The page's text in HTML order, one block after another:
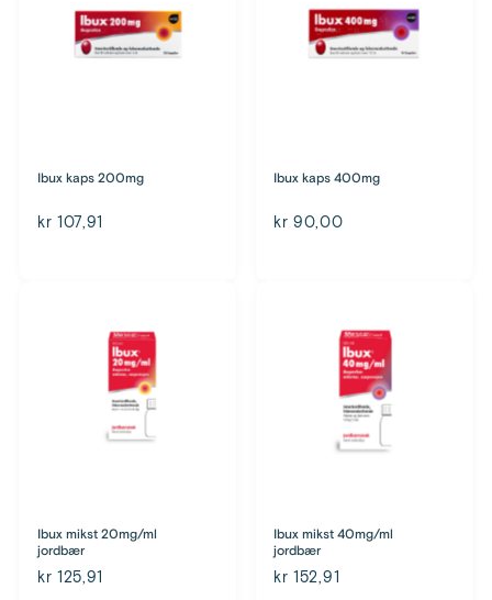
Ibux kaps 200mg
kr 107,91
Ibux kaps 400mg
kr 90,00
Ibux mikst 20mg/ml
jordbær
kr 125,91
Ibux mikst 40mg/ml
jordbær
kr 152,91